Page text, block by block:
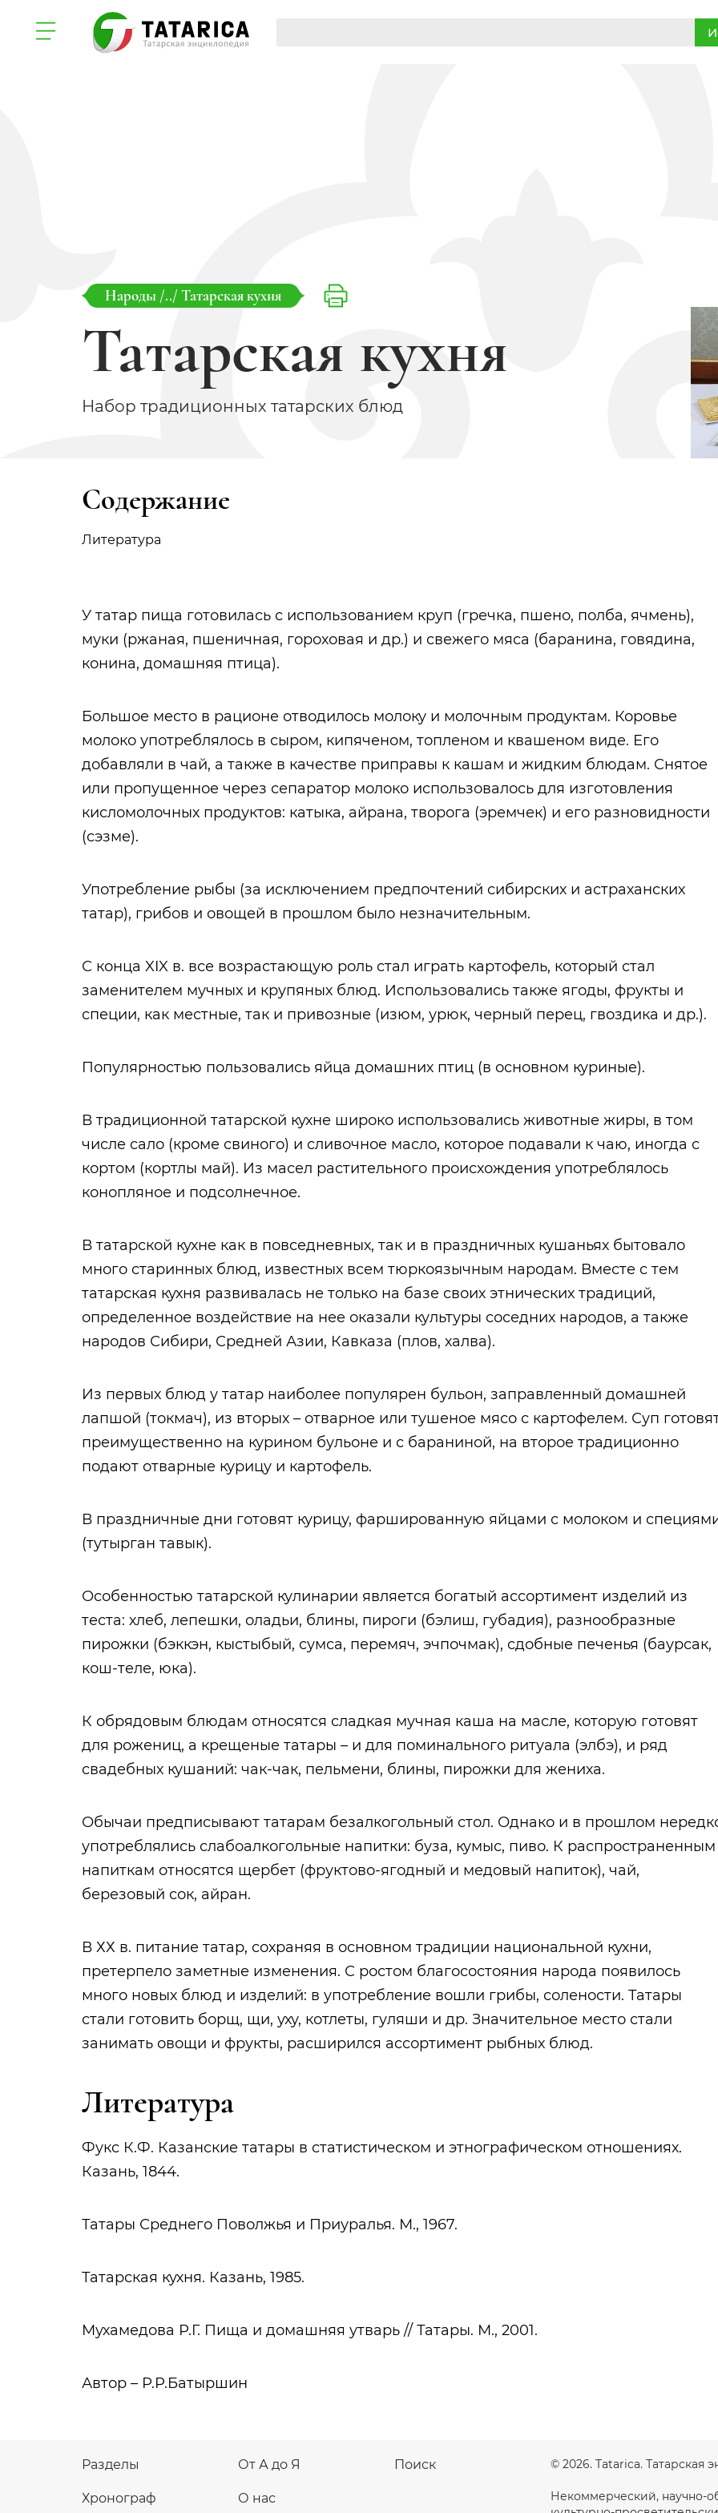
Народы /../ Татарская кухня
Татарская кухня
Набор традиционных татарских блюд
Содержание
Литература
У татар пища готовилась с использованием круп (гречка, пшено, полба, ячмень),
муки (ржаная, пшеничная, гороховая и др.) и свежего мяса (баранина, говядина,
конина, домашняя птица).
Большое место в рационе отводилось молоку и молочным продуктам. Коровье
молоко употреблялось в сыром, кипяченом, топленом и квашеном виде. Его
добавляли в чай, а также в качестве приправы к кашам и жидким блюдам. Снятое
или пропущенное через сепаратор молоко использовалось для изготовления
кисломолочных продуктов: катыка, айрана, творога (эремчек) и его разновидности
(сэзме).
Употребление рыбы (за исключением предпочтений сибирских и астраханских
татар), грибов и овощей в прошлом было незначительным.
С конца XIX в. все возрастающую роль стал играть картофель, который стал
заменителем мучных и крупяных блюд. Использовались также ягоды, фрукты и
специи, как местные, так и привозные (изюм, урюк, черный перец, гвоздика и др.).
Популярностью пользовались яйца домашних птиц (в основном куриные).
В традиционной татарской кухне широко использовались животные жиры, в том
числе сало (кроме свиного) и сливочное масло, которое подавали к чаю, иногда с
кортом (кортлы май). Из масел растительного происхождения употреблялось
конопляное и подсолнечное.
В татарской кухне как в повседневных, так и в праздничных кушаньях бытовало
много старинных блюд, известных всем тюркоязычным народам. Вместе с тем
татарская кухня развивалась не только на базе своих этнических традиций,
определенное воздействие на нее оказали культуры соседних народов, а также
народов Сибири, Средней Азии, Кавказа (плов, халва).
Из первых блюд у татар наиболее популярен бульон, заправленный домашней
лапшой (токмач), из вторых – отварное или тушеное мясо с картофелем. Суп
преимущественно на курином бульоне и с бараниной, на второе традиционно
подают отварные курицу и картофель.
В праздничные дни готовят курицу, фаршированную яйцами с молоком и
(тутырган тавык).
Особенностью татарской кулинарии является богатый ассортимент изделий из
теста: хлеб, лепешки, оладьи, блины, пироги (бэлиш, губадия), разнообразные
пирожки (бэккэн, кыстыбый, сумса, перемяч, эчпочмак), сдобные печенья (баурсак,
кош-теле, юка).
К обрядовым блюдам относятся сладкая мучная каша на масле, которую готовят
для рожениц, а крещеные татары – и для поминального ритуала (элбэ), и ряд
свадебных кушаний: чак-чак, пельмени, блины, пирожки для жениха.
Обычаи предписывают татарам безалкогольный стол. Однако и в прошлом
употреблялись слабоалкогольные напитки: буза, кумыс, пиво. К распространенным
напиткам относятся щербет (фруктово-ягодный и медовый напиток), чай,
березовый сок, айран.
В ХХ в. питание татар, сохраняя в основном традиции национальной кухни,
претерпело заметные изменения. С ростом благосостояния народа появилось
много новых блюд и изделий: в употребление вошли грибы, солености. Татары
стали готовить борщ, щи, уху, котлеты, гуляши и др. Значительное место стали
занимать овощи и фрукты, расширился ассортимент рыбных блюд.
Литература
Фукс К.Ф. Казанские татары в статистическом и этнографическом отношениях.
Казань, 1844.
Татары Среднего Поволжья и Приуралья. М., 1967.
Татарская кухня. Казань, 1985.
Мухамедова Р.Г. Пища и домашняя утварь // Татары. М., 2001.
Автор – Р.Р.Батыршин
Разделы
Хронограф
От А до Я
О нас
Поиск © 2026. Tatarica. Татарская
Некоммерческий, научно-